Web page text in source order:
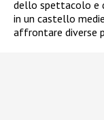
dello spettacolo e
in un castello
affrontare diverse